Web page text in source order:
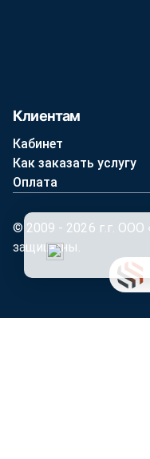
Клиентам
Кабинет
Как заказать услугу
Оплата
© 2009 - 2026 г.г.
защищены.